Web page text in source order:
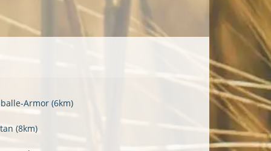
Armor (6km)
(8km)